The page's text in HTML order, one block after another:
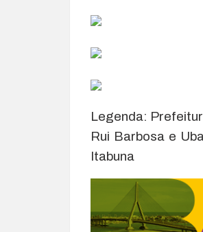
Legenda:
Rui Barbosa e
Itabuna